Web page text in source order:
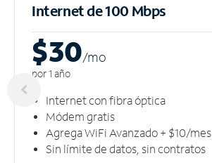
Internet de 100 Mbps
$30/mo
por 1 año
Internet con fibra óptica
Módem gratis
Agrega WiFi Avanzado + $10/mes
Sin límite de datos, sin contratos